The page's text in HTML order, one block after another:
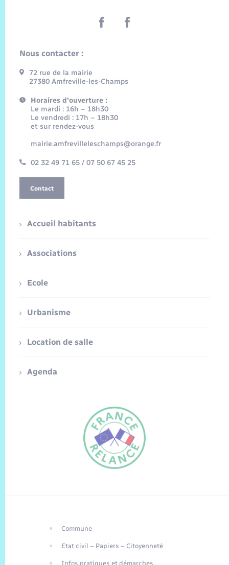
EN
Nous contacter :
72 rue de la mairie
27380 Amfreville-les-Champs
Horaires d'ouverture :
Le mardi : 16h – 18h30
Le vendredi : 17h – 18h30
et sur rendez-vous
mairie.amfrevilleleschamps@orange.fr
02 32 49 71 65 / 07 50 67 45 25
Contact
Accueil habitants
Associations
Ecole
Urbanisme
Location de salle
Agenda
Commune
Etat civil – Papiers – Citoyenneté
Infos pratiques et démarches